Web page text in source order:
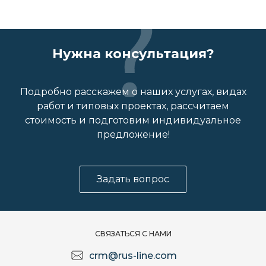
Нужна консультация?
Подробно расскажем о наших услугах, видах
работ и типовых проектах, рассчитаем
стоимость и подготовим индивидуальное
предложение!
Задать вопрос
СВЯЗАТЬСЯ С НАМИ
crm@rus-line.com